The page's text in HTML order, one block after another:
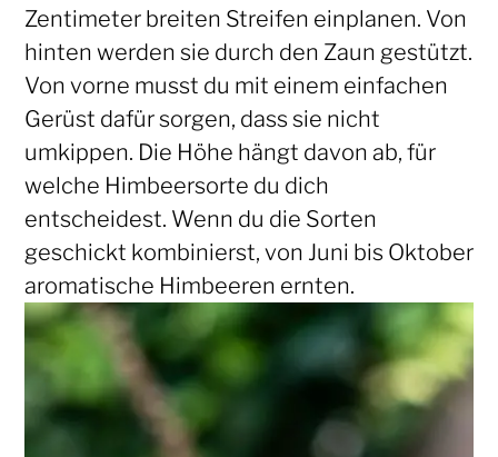
Zentimeter breiten Streifen einplanen. Von
hinten werden sie durch den Zaun gestützt.
Von vorne musst du mit einem einfachen
Gerüst dafür sorgen, dass sie nicht
umkippen. Die Höhe hängt davon ab, für
welche Himbeersorte du dich
entscheidest. Wenn du die Sorten
geschickt kombinierst, von Juni bis Oktober
aromatische Himbeeren ernten.